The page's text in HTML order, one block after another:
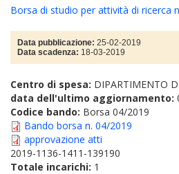
Borsa di studio per attività di ricerca
Data pubblicazione: 25-02-2019
Data scadenza: 18-03-2019
Centro di spesa: DIPARTIMENTO
data dell'ultimo aggiornamento:
Codice bando: Borsa 04/2019
Bando borsa n. 04/2019
approvazione atti
2019-1136-1411-139190
Totale incarichi: 1